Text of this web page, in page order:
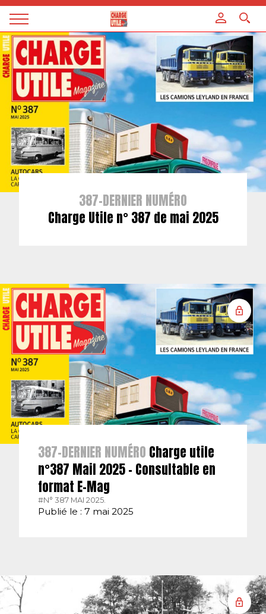
Magazine
Charge
utile
387-DERNIER NUMÉRO
Charge Utile n° 387 de mai 2025
387-DERNIER NUMÉRO Charge utile
n°387 Mail 2025 – Consultable en
format E-Mag
#N° 387 MAI 2025.
Publié le : 7 mai 2025
Panneau de gestion des cookies